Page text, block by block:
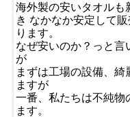
海外製の安いタオルも
き なかなか安定して
ります。
なぜ安いのか？っと言
が
まずは工場の設備、
ますが
一番、私たちは不純物
ます。